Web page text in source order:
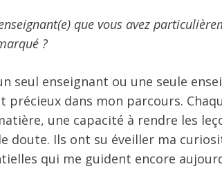
que vous avez
?
seul enseignant ou une seule
précieux dans mon parcours.
une capacité à rendre les
doute. Ils ont su éveiller ma
qui me guident encore